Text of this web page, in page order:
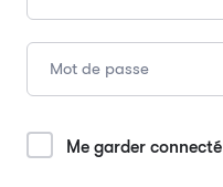
Me garder connecté